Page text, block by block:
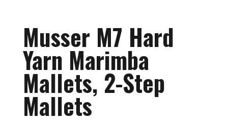
Musser M7 Hard
Yarn Marimba
Mallets, 2-Step
Mallets